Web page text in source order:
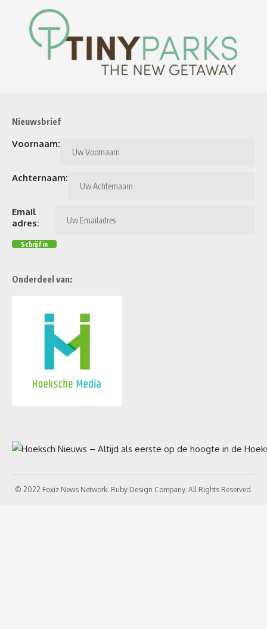
Nieuwsbrief
Voornaam:
Achternaam:
Email
adres:
Onderdeel van:
© 2022 Foxiz News Network. Ruby Design Company. All Rights Reserved.